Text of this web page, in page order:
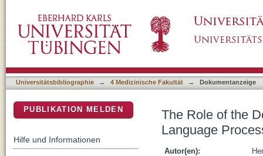
Universitätsbibliographie → 4 Medizinische Fakultät → Dokumentanzeige
The Role of the
Language
Autor(en):
PUBLIKATION MELDEN
Hilfe und Informationen